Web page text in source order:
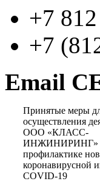
+7
+7
Email
Принятые меры
осуществления
ООО «КЛАСС-
ИНЖИНИРИНГ»
профилактике
коронавирусной
COVID-19